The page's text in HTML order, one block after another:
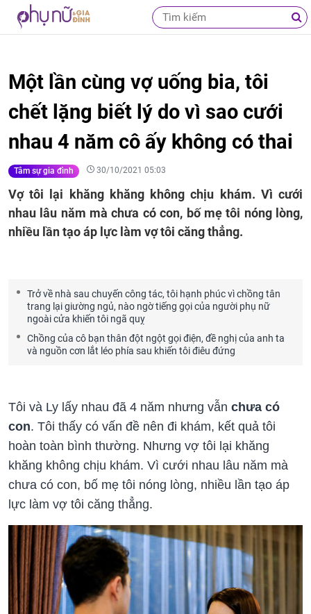
Một lần cùng vợ uống bia, tôi
chết lặng biết lý do vì sao cưới
nhau 4 năm cô ấy không có thai
Tâm sự gia đình 30/10/2021 05:03
Vợ tôi lại khăng khăng không chịu khám. Vì cưới
nhau lâu năm mà chưa có con, bố mẹ tôi nóng lòng,
nhiều lần tạo áp lực làm vợ tôi căng thẳng.
Trở về nhà sau chuyến công tác, tôi hạnh phúc vì chồng tân
trang lại giường ngủ, nào ngờ tiếng gọi của người phụ nữ
ngoài cửa khiến tôi ngã quỵ
Chồng của cô bạn thân đột ngột gọi điện, đề nghị của anh ta
và nguồn cơn lắt léo phía sau khiến tôi điêu đứng
Tôi và Ly lấy nhau đã 4 năm nhưng vẫn chưa có
con. Tôi thấy có vấn đề nên đi khám, kết quả tôi
hoàn toàn bình thường. Nhưng vợ tôi lại khăng
khăng không chịu khám. Vì cưới nhau lâu năm mà
chưa có con, bố mẹ tôi nóng lòng, nhiều lần tạo áp
lực làm vợ tôi căng thẳng.